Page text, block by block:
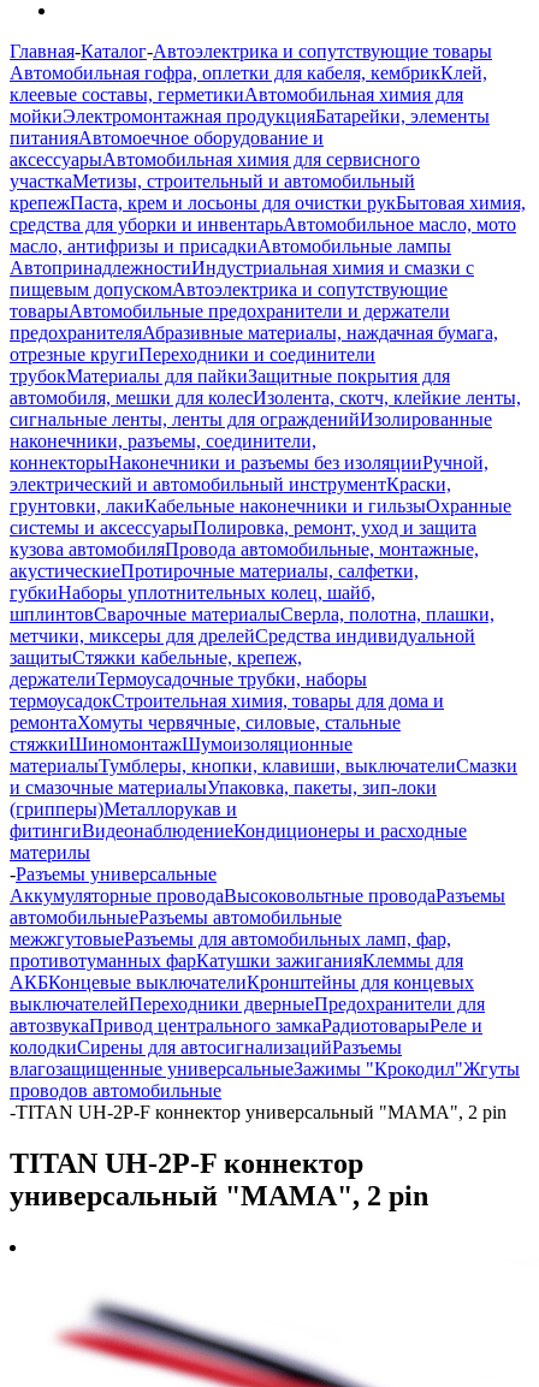
Главная-Каталог-Автоэлектрика и сопутствующие товары
Автомобильная гофра, оплетки для кабеля, кембрикКлей,
клеевые составы, герметикиАвтомобильная химия для
мойкиЭлектромонтажная продукцияБатарейки, элементы
питанияАвтомоечное оборудование и
аксессуарыАвтомобильная химия для сервисного
участкаМетизы, строительный и автомобильный
крепежПаста, крем и лосьоны для очистки рукБытовая химия,
средства для уборки и инвентарьАвтомобильное масло, мото
масло, антифризы и присадкиАвтомобильные лампы
АвтопринадлежностиИндустриальная химия и смазки с
пищевым допускомАвтоэлектрика и сопутствующие
товарыАвтомобильные предохранители и держатели
предохранителяАбразивные материалы, наждачная бумага,
отрезные кругиПереходники и соединители
трубокМатериалы для пайкиЗащитные покрытия для
автомобиля, мешки для колесИзолента, скотч, клейкие ленты,
сигнальные ленты, ленты для огражденийИзолированные
наконечники, разъемы, соединители,
коннекторыНаконечники и разъемы без изоляцииРучной,
электрический и автомобильный инструментКраски,
грунтовки, лакиКабельные наконечники и гильзыОхранные
системы и аксессуарыПолировка, ремонт, уход и защита
кузова автомобиляПровода автомобильные, монтажные,
акустическиеПротирочные материалы, салфетки,
губкиНаборы уплотнительных колец, шайб,
шплинтовСварочные материалыСверла, полотна, плашки,
метчики, миксеры для дрелейСредства индивидуальной
защитыСтяжки кабельные, крепеж,
держателиТермоусадочные трубки, наборы
термоусадокСтроительная химия, товары для дома и
ремонтаХомуты червячные, силовые, стальные
стяжкиШиномонтажШумоизоляционные
материалыТумблеры, кнопки, клавиши, выключателиСмазки
и смазочные материалыУпаковка, пакеты, зип-локи
(грипперы)Металлорукав и
фитингиВидеонаблюдениеКондиционеры и расходные
материлы
-Разъемы универсальные
Аккумуляторные проводаВысоковольтные проводаРазъемы
автомобильныеРазъемы автомобильные
межжгутовыеРазъемы для автомобильных ламп, фар,
противотуманных фарКатушки зажиганияКлеммы для
АКБКонцевые выключателиКронштейны для концевых
выключателейПереходники дверныеПредохранители для
автозвукаПривод центрального замкаРадиотоварыРеле и
колодкиСирены для автосигнализацийРазъемы
влагозащищенные универсальныеЗажимы "Крокодил"Жгуты
проводов автомобильные
-TITAN UH-2P-F коннектор универсальный "МАМА", 2 pin
TITAN UH-2P-F коннектор
универсальный "МАМА", 2 pin